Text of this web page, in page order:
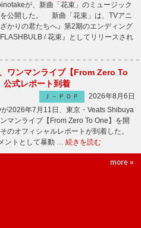
が、新曲「花束」のミュージック
を公開した。 新曲「花束」は、TVアニ
かりの君たちへ』第2期のエンディング
/ 花束』としてリリースされ
ワンマンライブ【From Zero To
公式レポート到着
Ｊ－ＰＯＰ
2026年8月6日
2026年7月11日、東京・Veats Shibuya
マンライブ【From Zero To One】を開
のオフィシャルレポートが到着した。
ントとして暴動 … 続きを読む
more »